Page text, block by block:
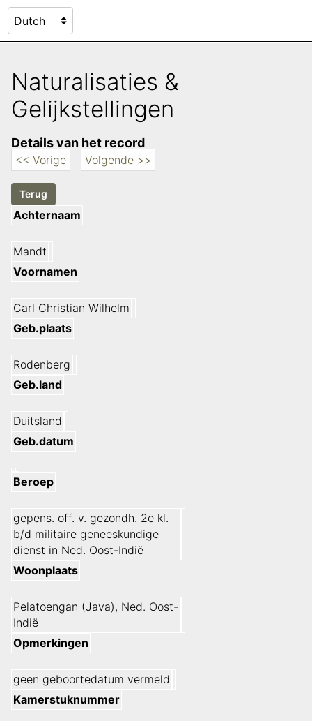
Naturalisaties &
Gelijkstellingen
Details van het record
<< Vorige Volgende >>
Achternaam
Mandt
Voornamen
Carl Christian Wilhelm
Geb.plaats
Rodenberg
Geb.land
Duitsland
Geb.datum
Beroep
gepens. off. v. gezondh. 2e kl.
b/d militaire geneeskundige
dienst in Ned. Oost-Indië
Woonplaats
Pelatoengan (Java), Ned. Oost-
Indië
Opmerkingen
geen geboortedatum vermeld
Kamerstuknummer